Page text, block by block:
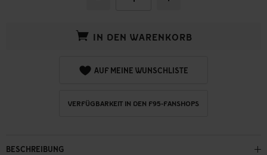
IN DEN WARENKORB
AUF MEINE WUNSCHLISTE
VERFÜGBARKEIT IN DEN F95-FANSHOPS
BESCHREIBUNG